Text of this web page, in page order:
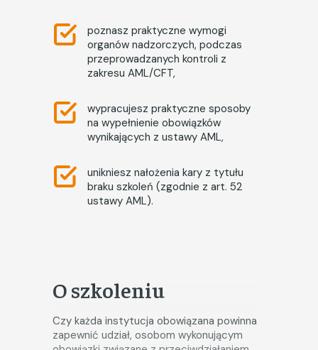
poznasz praktyczne wymogi
organów nadzorczych, podczas
przeprowadzanych kontroli z
zakresu AML/CFT,
wypracujesz praktyczne sposoby
na wypełnienie obowiązków
wynikających z ustawy AML,
unikniesz nałożenia kary z tytułu
braku szkoleń (zgodnie z art. 52
ustawy AML).
O szkoleniu
Czy każda instytucja obowiązana powinna
zapewnić udział, osobom wykonującym